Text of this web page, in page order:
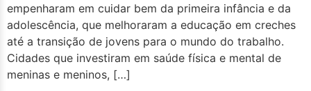
empenharam em cuidar bem da primeira infância e da
adolescência, que melhoraram a educação em creches
até a transição de jovens para o mundo do trabalho.
Cidades que investiram em saúde física e mental de
meninas e meninos, […]